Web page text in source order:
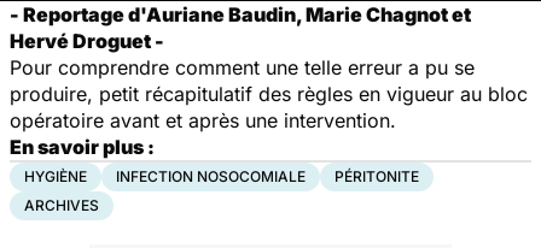
- Reportage d'Auriane Baudin, Marie Chagnot et
Hervé Droguet -
Pour comprendre comment une telle erreur a pu se
produire, petit récapitulatif des règles en vigueur au bloc
opératoire avant et après une intervention.
En savoir plus :
HYGIÈNE INFECTION NOSOCOMIALE
PÉRITONITE
ARCHIVES